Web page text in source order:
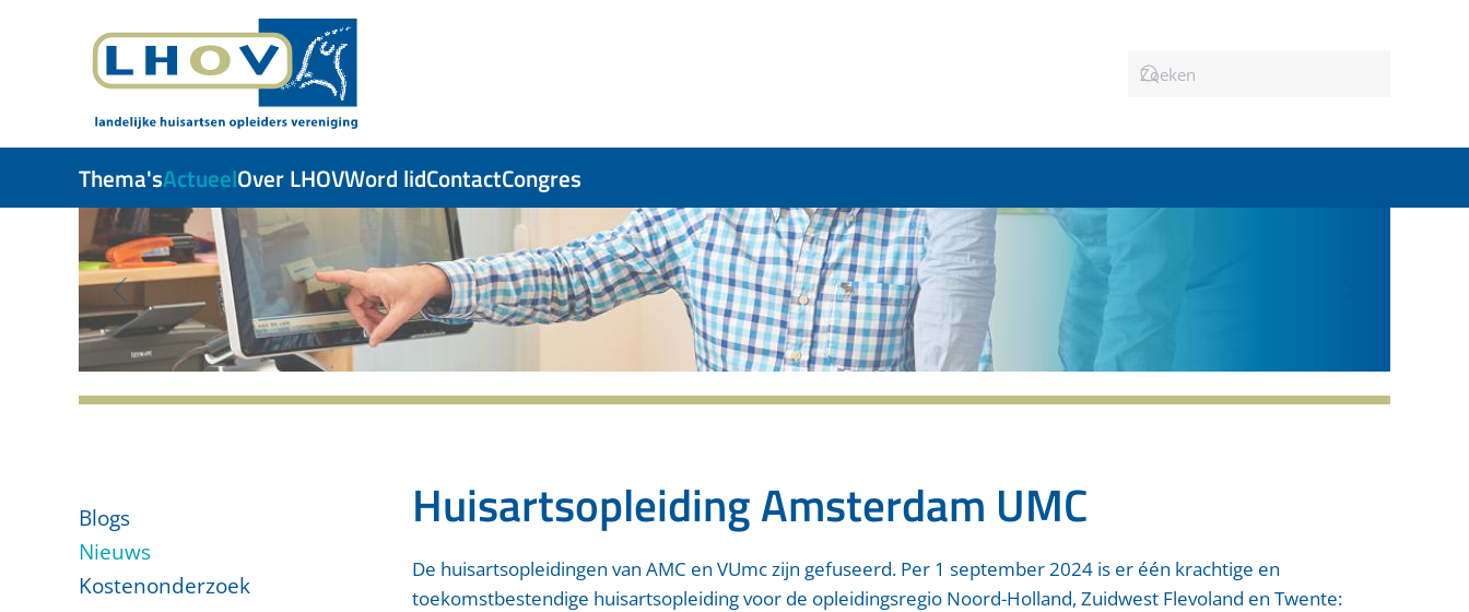
Skip to main content
Thema'sActueelOver LHOVWord lidContactCongres
Blogs
Nieuws
Kostenonderzoek
Huisartsopleiding Amsterdam UMC
De huisartsopleidingen van AMC en VUmc zijn gefuseerd. Per 1 september 2024 is er één krachtige en
toekomstbestendige huisartsopleiding voor de opleidingsregio Noord-Holland, Zuidwest Flevoland en Twente: